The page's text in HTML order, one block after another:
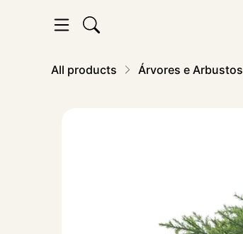
All products Árvores e Arbustos